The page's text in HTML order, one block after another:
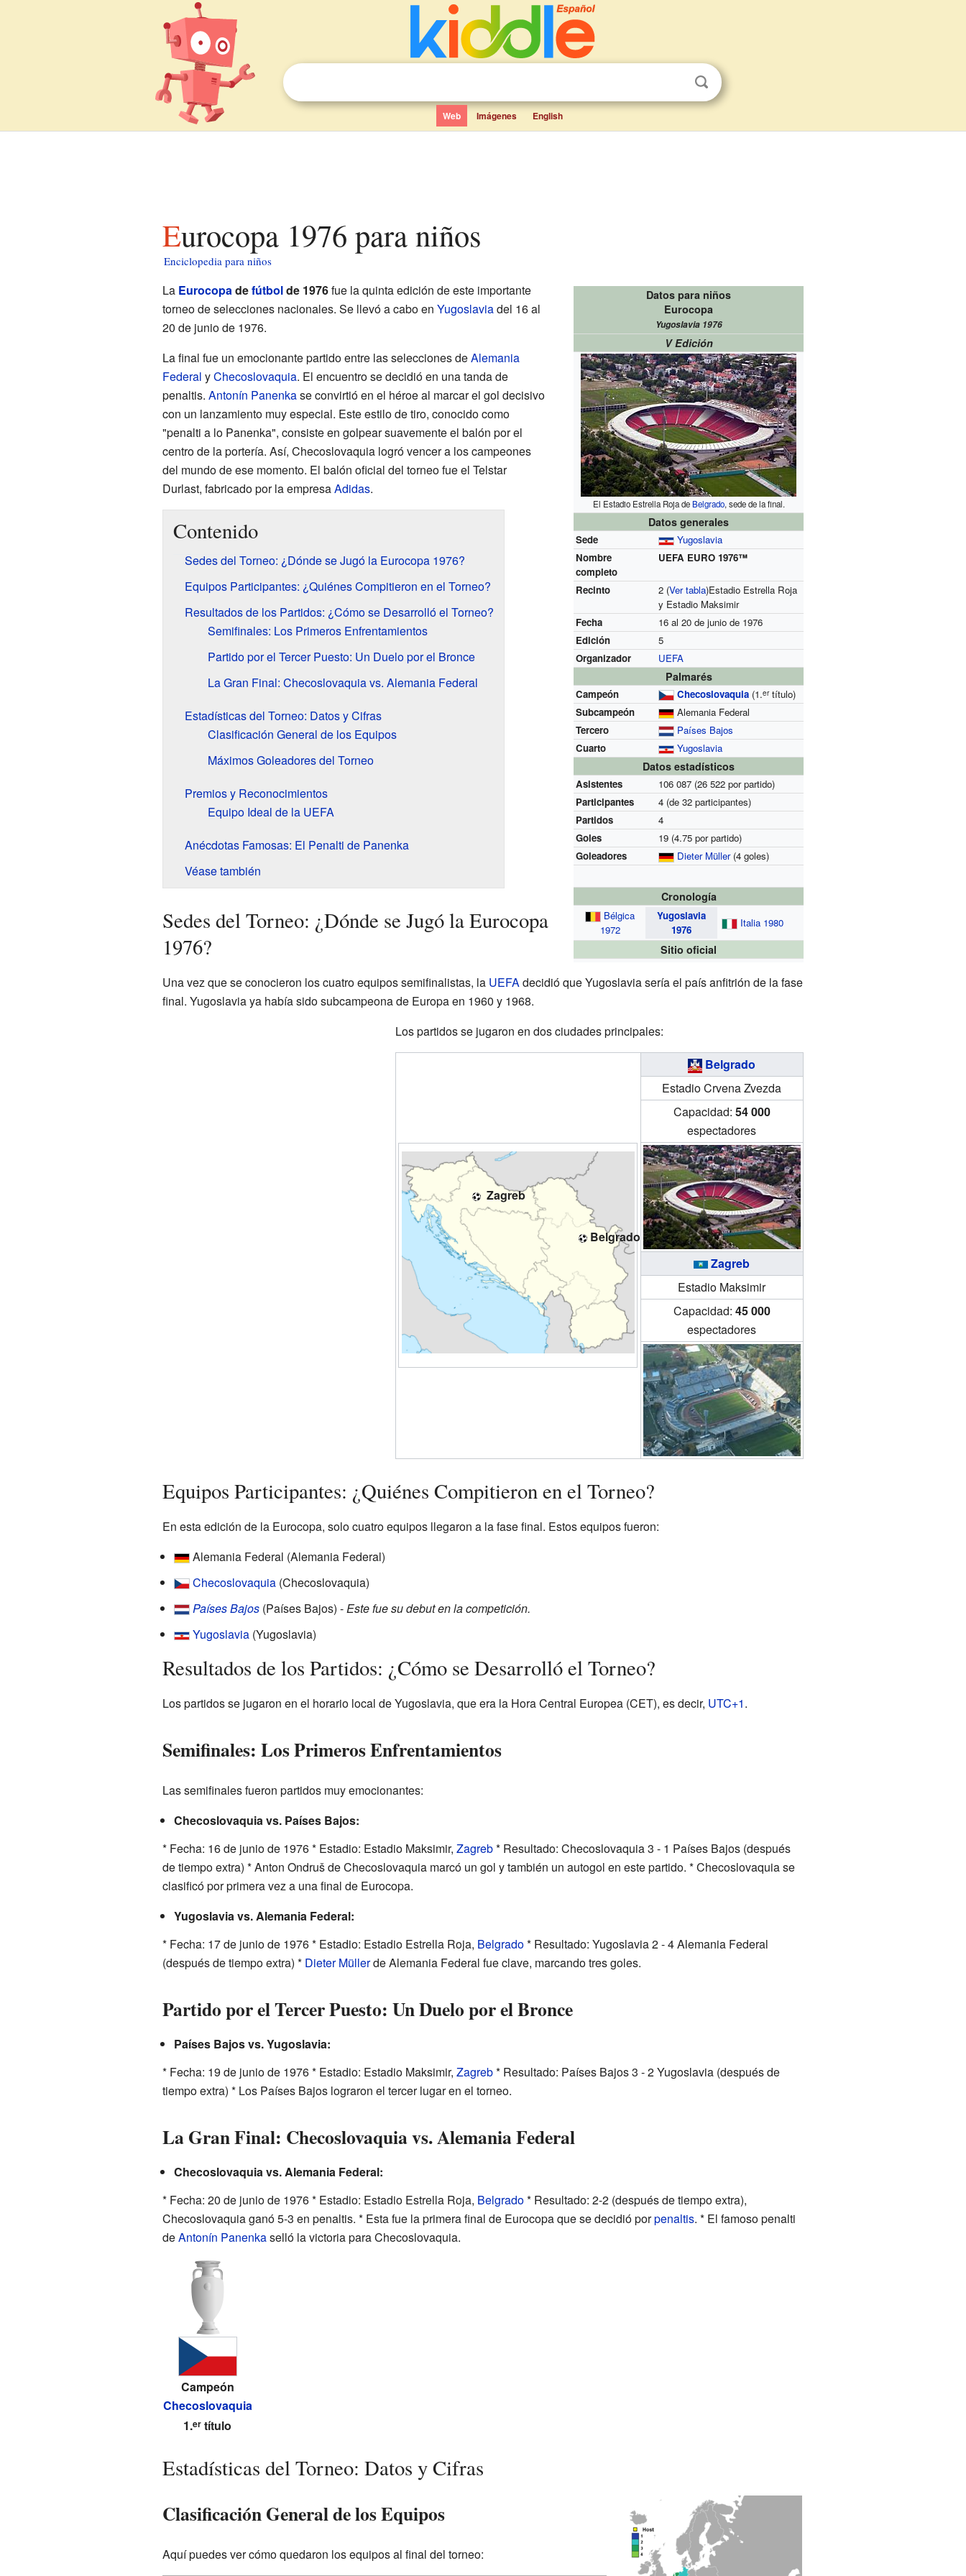
Web Imágenes English
Eurocopa 1976 para niños
Enciclopedia para niños
Datos para niños
Eurocopa
Yugoslavia 1976
V Edición
El Estadio Estrella Roja de Belgrado, sede de la final.
Datos generales
Sede
Yugoslavia
Nombre
completo
UEFA EURO 1976™
Recinto 2 (Ver tabla)Estadio Estrella Roja
y Estadio Maksimir
Fecha
16 al 20 de junio de 1976
Edición
5
Organizador
UEFA
Palmarés
Campeón Checoslovaquia (1.ertítulo)
Subcampeón
Alemania Federal
Tercero
Países Bajos
Cuarto
Yugoslavia
Datos estadísticos
Asistentes 106 087 (26 522 por partido)
Participantes
4 (de 32 participantes)
Partidos
4
Goles
19 (4.75 por partido)
Goleadores
Dieter Müller (4 goles)
Cronología
Bélgica
1972
Yugoslavia
1976
Italia 1980
Sitio oficial
La Eurocopadefútbolde 1976fue la quinta edición de este importante
torneo de selecciones nacionales. Se llevó a cabo en Yugoslaviadel 16 al
20 de junio de 1976.
La final fue un emocionante partido entre las selecciones deAlemania
Federal yChecoslovaquia. El encuentro se decidió en una tanda de
penaltis. Antonín Panenkase convirtió en el héroe al marcar el gol decisivo
con un lanzamiento muy especial. Este estilo de tiro, conocido como
"penalti a lo Panenka", consiste en golpear suavemente el balón por el
centro de la portería. Así, Checoslovaquia logró vencer a los campeones
del mundo de ese momento. El balón oficial del torneo fue el Telstar
Durlast, fabricado por la empresaAdidas.
Contenido
Sedes del Torneo: ¿Dónde se Jugó la Eurocopa 1976?
Equipos Participantes: ¿Quiénes Compitieron en el Torneo?
Resultados de los Partidos: ¿Cómo se Desarrolló el Torneo?
Semifinales: Los Primeros Enfrentamientos
Partido por el Tercer Puesto: Un Duelo por el Bronce
La Gran Final: Checoslovaquia vs. Alemania Federal
Estadísticas del Torneo: Datos y Cifras
Clasificación General de los Equipos
Máximos Goleadores del Torneo
Premios y Reconocimientos
Equipo Ideal de la UEFA
Anécdotas Famosas: El Penalti de Panenka
Véase también
Sedes del Torneo: ¿Dónde se Jugó la Eurocopa
1976?
Una vez que se conocieron los cuatro equipos semifinalistas, la UEFAdecidió que Yugoslavia sería el país anfitrión de la fase
final. Yugoslavia ya había sido subcampeona de Europa en 1960 y 1968.
Los partidos se jugaron en dos ciudades principales:
Zagreb
Belgrado
Belgrado
Estadio Crvena Zvezda
Capacidad: 54 000
espectadores
Zagreb
Estadio Maksimir
Capacidad: 45 000
espectadores
Equipos Participantes: ¿Quiénes Compitieron en el Torneo?
En esta edición de la Eurocopa, solo cuatro equipos llegaron a la fase final. Estos equipos fueron:
Alemania Federal (Alemania Federal)
Checoslovaquia(Checoslovaquia)
Países Bajos(Países Bajos) -Este fue su debut en la competición.
Yugoslavia(Yugoslavia)
Resultados de los Partidos: ¿Cómo se Desarrolló el Torneo?
Los partidos se jugaron en el horario local de Yugoslavia, que era la Hora Central Europea (CET), es decir, UTC+1.
Semifinales: Los Primeros Enfrentamientos
Las semifinales fueron partidos muy emocionantes:
Checoslovaquia vs. Países Bajos:
* Fecha: 16 de junio de 1976 * Estadio: Estadio Maksimir, Zagreb* Resultado: Checoslovaquia 3 - 1 Países Bajos (después
de tiempo extra) * Anton Ondruš de Checoslovaquia marcó un gol y también un autogol en este partido. * Checoslovaquia se
clasificó por primera vez a una final de Eurocopa.
Yugoslavia vs. Alemania Federal:
* Fecha: 17 de junio de 1976 * Estadio: Estadio Estrella Roja, Belgrado* Resultado: Yugoslavia 2 - 4 Alemania Federal
(después de tiempo extra) * Dieter Müllerde Alemania Federal fue clave, marcando tres goles.
Partido por el Tercer Puesto: Un Duelo por el Bronce
Países Bajos vs. Yugoslavia:
* Fecha: 19 de junio de 1976 * Estadio: Estadio Maksimir, Zagreb* Resultado: Países Bajos 3 - 2 Yugoslavia (después de
tiempo extra) * Los Países Bajos lograron el tercer lugar en el torneo.
La Gran Final: Checoslovaquia vs. Alemania Federal
Checoslovaquia vs. Alemania Federal:
* Fecha: 20 de junio de 1976 * Estadio: Estadio Estrella Roja, Belgrado* Resultado: 2-2 (después de tiempo extra),
Checoslovaquia ganó 5-3 en penaltis. * Esta fue la primera final de Eurocopa que se decidió porpenaltis. * El famoso penalti
deAntonín Panenkaselló la victoria para Checoslovaquia.
Campeón
Checoslovaquia
1.er título
Estadísticas del Torneo: Datos y Cifras
Clasificación General de los Equipos
Aquí puedes ver cómo quedaron los equipos al final del torneo: